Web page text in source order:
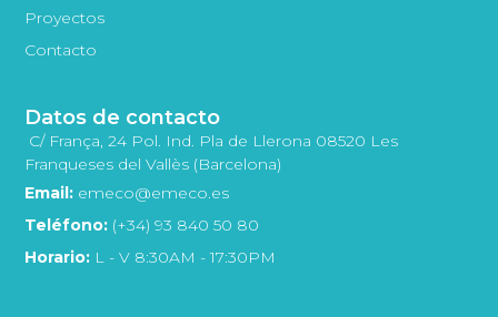
Proyectos
Contacto
Datos de contacto
C/ França, 24 Pol. Ind. Pla de Llerona 08520 Les
Franqueses del Vallès (Barcelona)
Email: emeco@emeco.es
Teléfono: (+34) 93 840 50 80
Horario: L - V 8:30AM - 17:30PM